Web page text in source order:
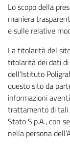
Lo scopo della
maniera
e sulle relative
La titolarità del
titolarità dei dati
dell’Istituto
questo sito da
informazioni
trattamento di tali
Stato S.p.A., con
nella persona